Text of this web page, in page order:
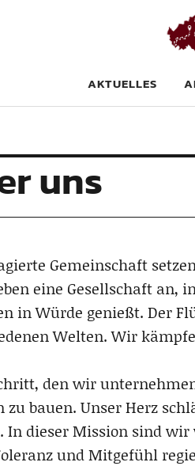
AKTUELLES
uns
Gemeinschaft
eine Gesellschaft an,
in Würde genießt. Der
Welten. Wir
den wir
zu bauen. Unser Herz
In dieser Mission sind
und Mitgefühl